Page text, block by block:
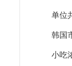
单位
韩国
小吃